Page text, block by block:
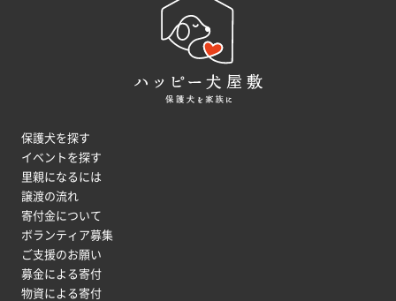
保護犬を探す
イベントを探す
里親になるには
譲渡の流れ
寄付金について
ボランティア募集
ご支援のお願い
募金による寄付
物資による寄付